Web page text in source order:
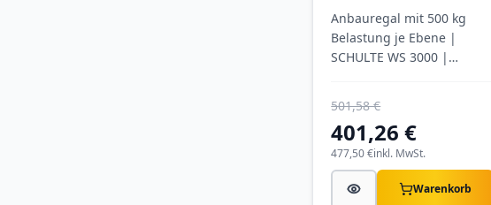
Stahlpaneele
Anbauregal mit 500 kg
Belastung je Ebene |
SCHULTE WS 3000 |
401,26 €
501,58 €
inkl. MwSt.
477,50 €
Warenkorb